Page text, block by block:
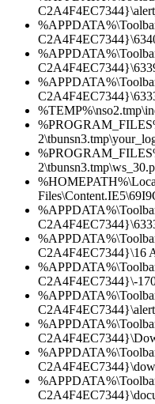
C2A4F4EC7344}\16
C2A4F4EC7344}\-